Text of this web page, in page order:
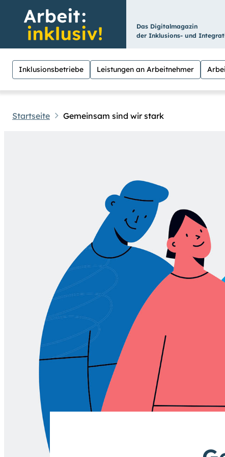
Das Digitalmagazin
der Inklusions- und
Inklusionsbetriebe Leistungen an Arbeitnehmer
Hilfen
Für Menschen mit Sehschwäche
.) Für eine bessere Lesbarkeit
Übrigens: Unsere Videos sind mit
Leichte Sprache
Gebärdensprache (DGS)
an
Schriftgröße
normal
Kontrast
Startseite Gemeinsam sind wir stark